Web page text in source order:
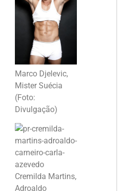
Marco Djelevic,
Mister Suécia
(Foto:
Divulgação)
Cremilda Martins,
Adroaldo